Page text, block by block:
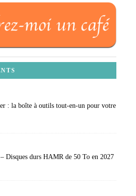
: la boîte à outils tout-en-un pour votre
– Disques durs HAMR de 50 To en 2027